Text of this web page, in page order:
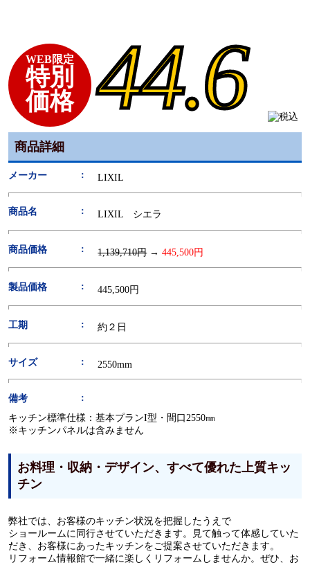
WEB限定
特別
価格
44.6
商品詳細
メーカー LIXIL
商品名 LIXIL シエラ
商品価格 1,139,710円→445,500円
製品価格 445,500円
工期 約２日
サイズ 2550mm
備考
キッチン標準仕様：基本プランI型・間口2550㎜
※キッチンパネルは含みません
お料理・収納・デザイン、すべて優れた上質キッ
チン
弊社では、お客様のキッチン状況を把握したうえで
ショールームに同行させていただきます。見て触って体感していた
だき、お客様にあったキッチンをご提案させていただきます。
リフォーム情報館で一緒に楽しくリフォームしませんか。ぜひ、お